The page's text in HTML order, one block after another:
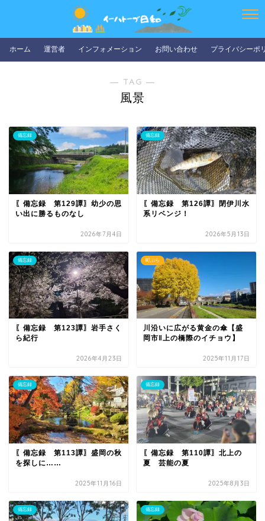
ホーム 運営者 インフォメーション お問い合わせ プライバシーポ
― TAG ―
風景
備忘録
〖備忘録 第129譚〗幼少の思
い出に勝るものなし
2026年7月4日
備忘録
〖備忘録 第126譚〗閉伊川水
系リベンジ！
2026年5月13日
備忘録
〖備忘録 第123譚〗岩手さく
ら紀行
2026年4月23日
町ぶら
川沿いに広がる黄金の傘【盛
岡市‖上の橋際のイチョウ】
2025年11月17日
備忘録
〖備忘録 第113譚〗盛岡の秋
を探しに……
2025年11月16日
備忘録
〖備忘録 第110譚〗北上の
夏 芸能の夏
2025年8月3日
備忘録 備忘録